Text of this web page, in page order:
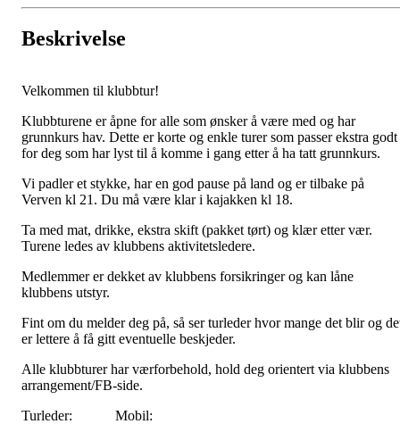
Beskrivelse
Velkommen til klubbtur!
Klubbturene er åpne for alle som ønsker å være med og har
grunnkurs hav. Dette er korte og enkle turer som passer ekstra godt
for deg som har lyst til å komme i gang etter å ha tatt grunnkurs.
Vi padler et stykke, har en god pause på land og er tilbake på
Verven kl 21. Du må være klar i kajakken kl 18.
Ta med mat, drikke, ekstra skift (pakket tørt) og klær etter vær.
Turene ledes av klubbens aktivitetsledere.
Medlemmer er dekket av klubbens forsikringer og kan låne
klubbens utstyr.
Fint om du melder deg på, så ser turleder hvor mange det blir og
er lettere å få gitt eventuelle beskjeder.
Alle klubbturer har værforbehold, hold deg orientert via klubbens
arrangement/FB-side.
Turleder: Mobil: